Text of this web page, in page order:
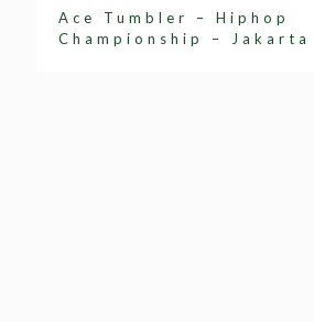
Ace Tumbler – Hiphop
Championship – Jakarta